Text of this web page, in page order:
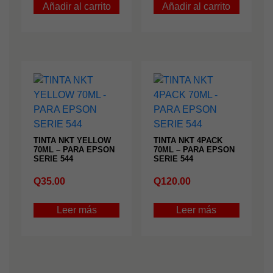
Añadir al carrito Añadir al carrito
TINTA NKT YELLOW
70ML – PARA EPSON
SERIE 544
Q35.00
Leer más
TINTA NKT 4PACK
70ML – PARA EPSON
SERIE 544
Q120.00
Leer más